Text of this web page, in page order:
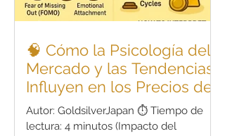
🧠 Cómo la Psicología del
Mercado y las Tendencias
Influyen en los Precios de
Subasta
Autor: GoldsilverJapan ⏱️ Tiempo de
lectura: 4 minutos (Impacto del